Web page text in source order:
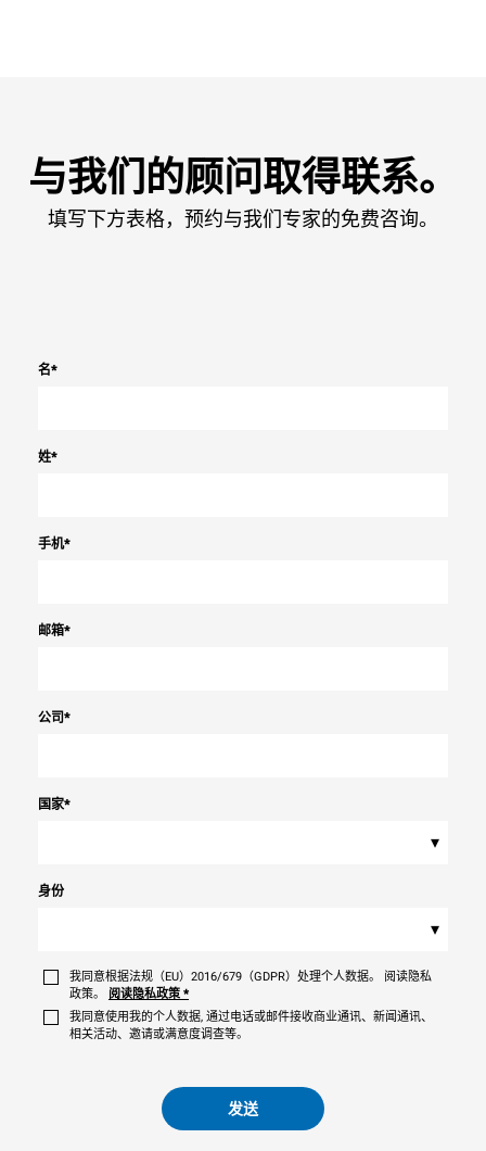
与我们的顾问取得联系。
填写下方表格，预约与我们专家的免费咨询。
名*
姓*
手机*
邮箱*
公司*
国家*
▾
身份
▾
我同意根据法规（EU）2016/679（GDPR）处理个人数据。 阅读隐私
政策。
阅读隐私政策 *
我同意使用我的个人数据, 通过电话或邮件接收商业通讯、新闻通讯、
相关活动、邀请或满意度调查等。
发送